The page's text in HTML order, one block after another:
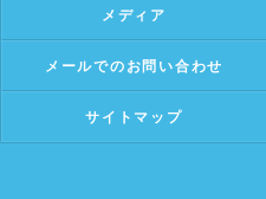
メディア
メールでのお問い合わせ
サイトマップ